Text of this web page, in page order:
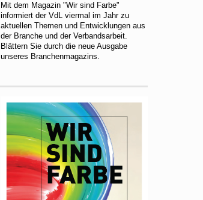
Mit dem Magazin "Wir sind Farbe"
informiert der VdL viermal im Jahr zu
aktuellen Themen und Entwicklungen aus
der Branche und der Verbandsarbeit.
Blättern Sie durch die neue Ausgabe
unseres Branchenmagazins.